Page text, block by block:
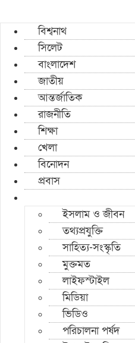
বিশ্বনাথ
সিলেট
বাংলাদেশ
জাতীয়
আন্তর্জাতিক
রাজনীতি
শিক্ষা
খেলা
বিনোদন
প্রবাস
ইসলাম ও জীবন
তথ্যপ্রযুক্তি
সাহিত্য-সংস্কৃতি
মুক্তমত
লাইফস্টাইল
মিডিয়া
ভিডিও
পরিচালনা পর্ষদ